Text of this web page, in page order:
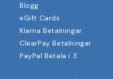
Blogg
eGift Cards
Klarna Betalningar
ClearPay Betalningar
PayPal Betala i 3